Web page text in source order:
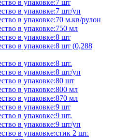
в упаковке:7 шт
в упаковке:7 шт/уп
в упаковке:70 м.кв/рулон
в упаковке:750 мл
в упаковке:8 шт
в упаковке:8 шт (0,288
в упаковке:8 шт.
в упаковке:8 шт/уп
в упаковке:80 шт
в упаковке:800 мл
в упаковке:870 мл
в упаковке:9 шт
в упаковке:9 шт.
в упаковке:9 шт/уп
в упаковке:стик 2 шт.